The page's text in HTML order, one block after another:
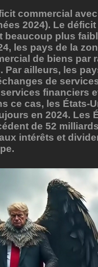
commercial
2024). Le
beaucoup plus
les pays de la
de biens par
Par ailleurs, les
de
financiers
ce cas, les États-
en 2024. Les
de 52
intérêts et